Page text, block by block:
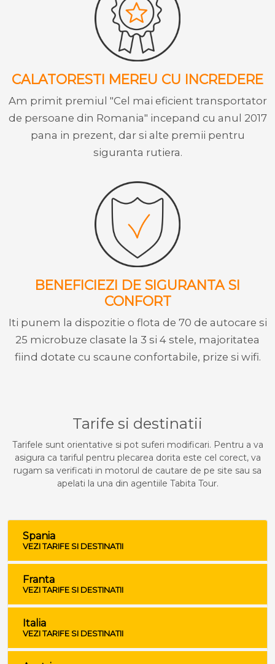
CALATORESTI MEREU CU INCREDERE
Am primit premiul "Cel mai eficient transportator
de persoane din Romania" incepand cu anul 2017
pana in prezent, dar si alte premii pentru
siguranta rutiera.
BENEFICIEZI DE SIGURANTA SI
CONFORT
Iti punem la dispozitie o flota de 70 de autocare si
25 microbuze clasate la 3 si 4 stele, majoritatea
fiind dotate cu scaune confortabile, prize si wifi.
Tarife si destinatii
Tarifele sunt orientative si pot suferi modificari. Pentru a va
asigura ca tariful pentru plecarea dorita este cel corect, va
rugam sa verificati in motorul de cautare de pe site sau sa
apelati la una din agentiile Tabita Tour.
Spania
VEZI TARIFE SI DESTINATII
Franta
VEZI TARIFE SI DESTINATII
Italia
VEZI TARIFE SI DESTINATII